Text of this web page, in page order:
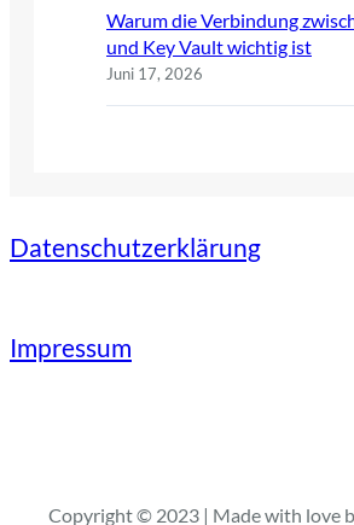
Warum die Verbindung
und Key Vault wichtig ist
Juni 17, 2026
Datenschutzerklärung
Impressum
Copyright © 2023 | Made with love